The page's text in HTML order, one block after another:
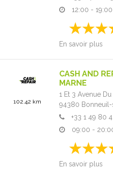
12:00 - 19:00
En savoir plus
102.42 km
CASH AND
MARNE
1 Et 3 Avenue
94380
+33 1 49 80
09:00 -
En savoir plus